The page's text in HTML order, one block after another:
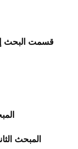
قسمت البحث
المبحث